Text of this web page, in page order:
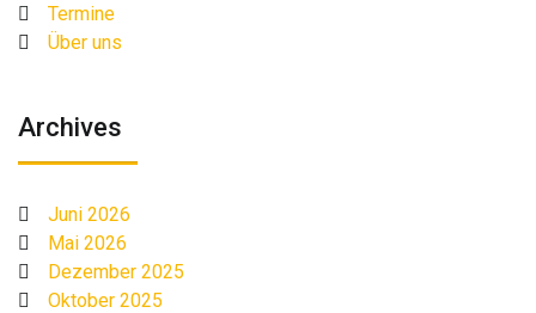
Termine
Über uns
Archives
Juni 2026
Mai 2026
Dezember 2025
Oktober 2025